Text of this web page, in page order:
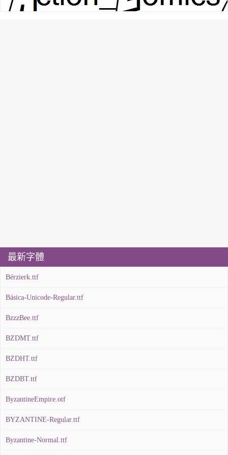
最新字體
Bérzierk.ttf
Básica-Unicode-Regular.ttf
BzzzBee.ttf
BZDMT.ttf
BZDHT.ttf
BZDBT.ttf
ByzantineEmpire.otf
BYZANTINE-Regular.ttf
Byzantine-Normal.ttf